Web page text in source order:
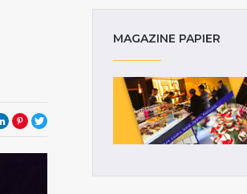
MAGAZINE PAPIER